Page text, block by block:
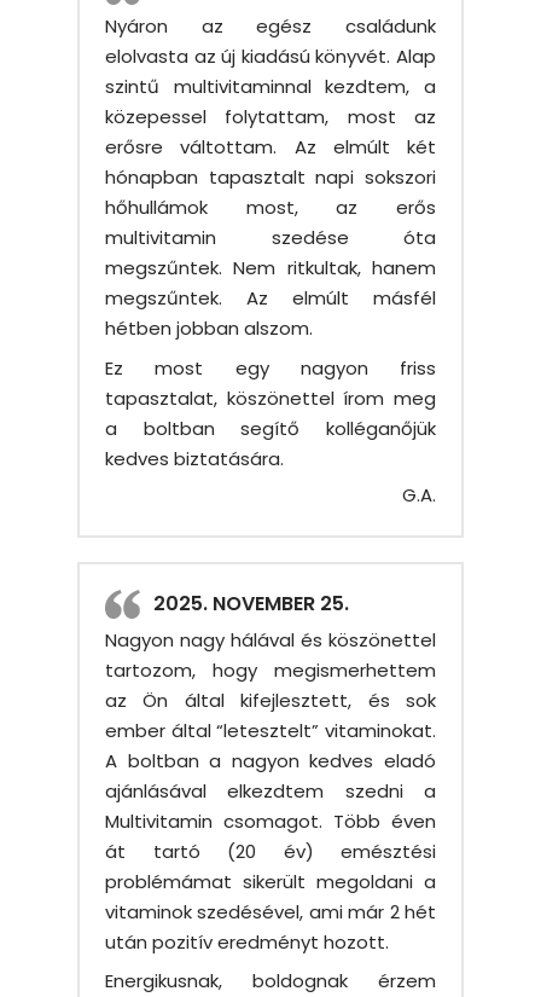
Nyáron az egész családunk
elolvasta az új kiadású könyvét. Alap
szintű multivitaminnal kezdtem, a
közepessel folytattam, most az
erősre váltottam. Az elmúlt két
hónapban tapasztalt napi sokszori
hőhullámok most, az erős
multivitamin szedése óta
megszűntek. Nem ritkultak, hanem
megszűntek. Az elmúlt másfél
hétben jobban alszom.
Ez most egy nagyon friss
tapasztalat, köszönettel írom meg
a boltban segítő kolléganőjük
kedves biztatására.
G.A.
2025. NOVEMBER 25.
Nagyon nagy hálával és köszönettel
tartozom, hogy megismerhettem
az Ön által kifejlesztett, és sok
ember által “letesztelt” vitaminokat.
A boltban a nagyon kedves eladó
ajánlásával elkezdtem szedni a
Multivitamin csomagot. Több éven
át tartó (20 év) emésztési
problémámat sikerült megoldani a
vitaminok szedésével, ami már 2 hét
után pozitív eredményt hozott.
Energikusnak, boldognak érzem